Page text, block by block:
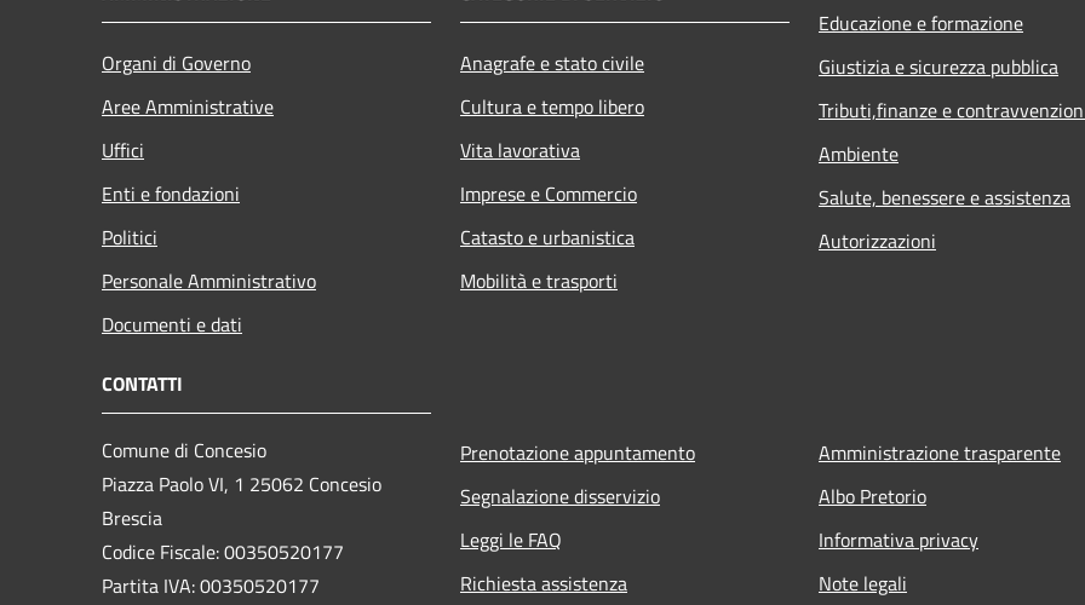
Organi di Governo
Aree Amministrative
Uffici
Enti e fondazioni
Politici
Personale Amministrativo
Documenti e dati
Anagrafe e stato civile
Cultura e tempo libero
Vita lavorativa
Imprese e Commercio
Catasto e urbanistica
Mobilità e trasporti
Educazione e formazione
Giustizia e sicurezza pubblica
Tributi,finanze e
Ambiente
Salute, benessere e assistenza
Autorizzazioni
CONTATTI
Comune di Concesio
Piazza Paolo VI, 1 25062 Concesio
Brescia
Codice Fiscale: 00350520177
Partita IVA: 00350520177
Prenotazione appuntamento
Segnalazione disservizio
Leggi le FAQ
Richiesta assistenza
Amministrazione trasparente
Albo Pretorio
Informativa privacy
Note legali